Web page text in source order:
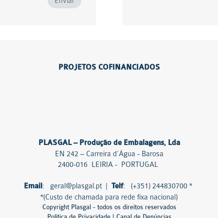
PROJETOS COFINANCIADOS
PLASGAL – Produção de Embalagens, Lda
EN 242 – Carreira d’Água - Barosa
2400-016 LEIRIA - PORTUGAL
Email : geral@plasgal.pt Telf: (+351) 244830700 *
*(Custo de chamada para rede fixa nacional)
Copyright Plasgal - todos os direitos reservados